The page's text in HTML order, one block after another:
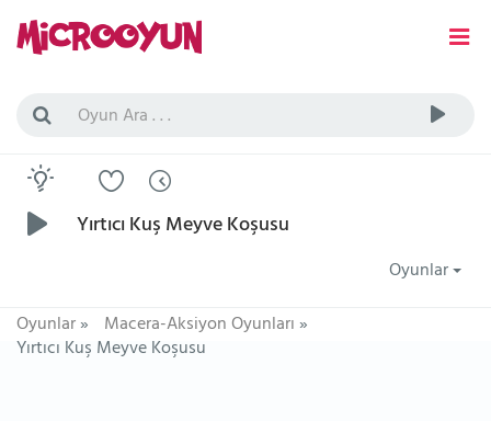
Yırtıcı Kuş Meyve Koşusu
Oyunlar
Oyunlar» Macera-Aksiyon Oyunları»
Yırtıcı Kuş Meyve Koşusu